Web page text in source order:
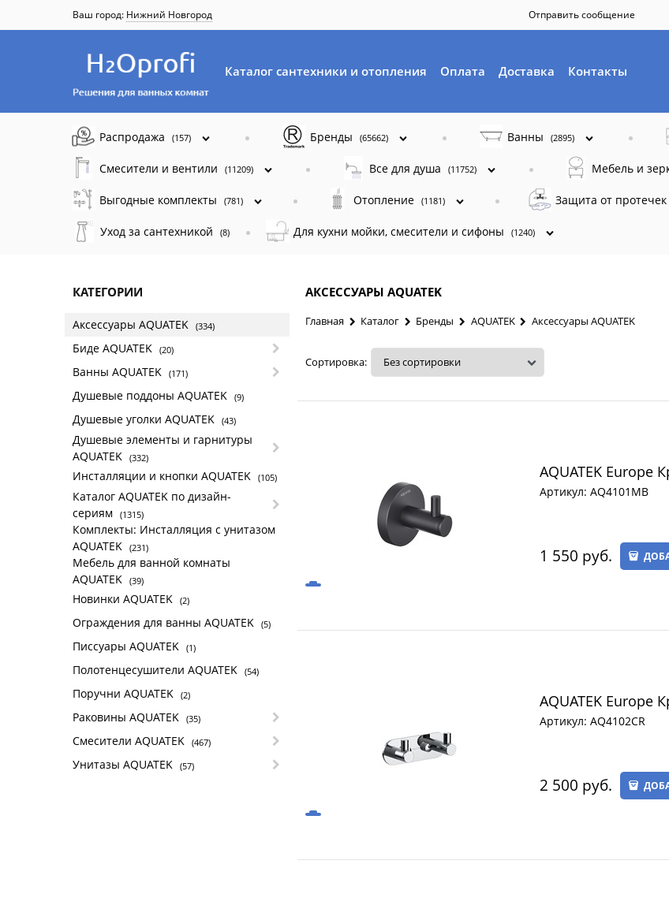
Ваш город: Нижний Новгород Отправить сообщение
Каталог сантехники и отопления Оплата Доставка Контакты
Распродажа (157) Бренды (65662) Ванны (2895)
Смесители и вентили (11209) Все для душа (11752) Мебель и
Выгодные комплекты (781) Отопление (1181) Защита от протечек
Уход за сантехникой (8) Для кухни мойки, смесители и сифоны (1240)
КАТЕГОРИИ
Аксессуары AQUATEK (334)
Биде AQUATEK (20)
Ванны AQUATEK (171)
Душевые поддоны AQUATEK (9)
Душевые уголки AQUATEK (43)
Душевые элементы и гарнитуры
AQUATEK (332)
Инсталляции и кнопки AQUATEK (105)
Каталог AQUATEK по дизайн-
сериям
(1315)
Комплекты: Инсталляция с унитазом
AQUATEK (231)
Мебель для ванной комнаты
AQUATEK (39)
Новинки AQUATEK (2)
Ограждения для ванны AQUATEK (5)
Писсуары AQUATEK (1)
Полотенцесушители AQUATEK (54)
Поручни AQUATEK (2)
Раковины AQUATEK (35)
Смесители AQUATEK (467)
Унитазы AQUATEK (57)
АКСЕССУАРЫ AQUATEK
Главная Каталог Бренды AQUATEK Аксессуары AQUATEK
Сортировка:
AQUATEK Europe
Артикул: AQ4101MB
1 550 руб.
AQUATEK Europe
Артикул: AQ4102CR
2 500 руб.